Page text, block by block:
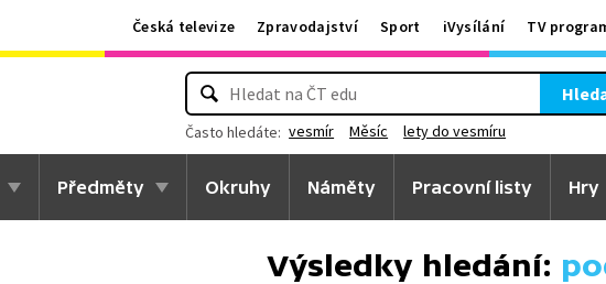
Česká televize Zpravodajství Sport iVysílání TV
Často hledáte: vesmír Měsíc lety do vesmíru
Předměty Okruhy Náměty Pracovní listy Hry
Výsledky hledání: